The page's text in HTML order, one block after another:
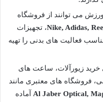
ورزش می توانند از فروشگاه
Nike, Adidas,، تجهیزات
فعالیت های بدنی را تهیه
خرید زیورآلات، ساعت های
فروشگاه های معتبری مانند
Al Jaber Optical, آماده